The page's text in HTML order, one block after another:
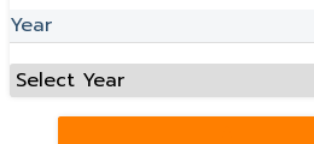
Year